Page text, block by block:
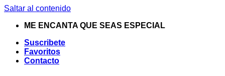
Saltar al contenido
ME ENCANTA QUE SEAS ESPECIAL
Suscribete
Favoritos
Contacto